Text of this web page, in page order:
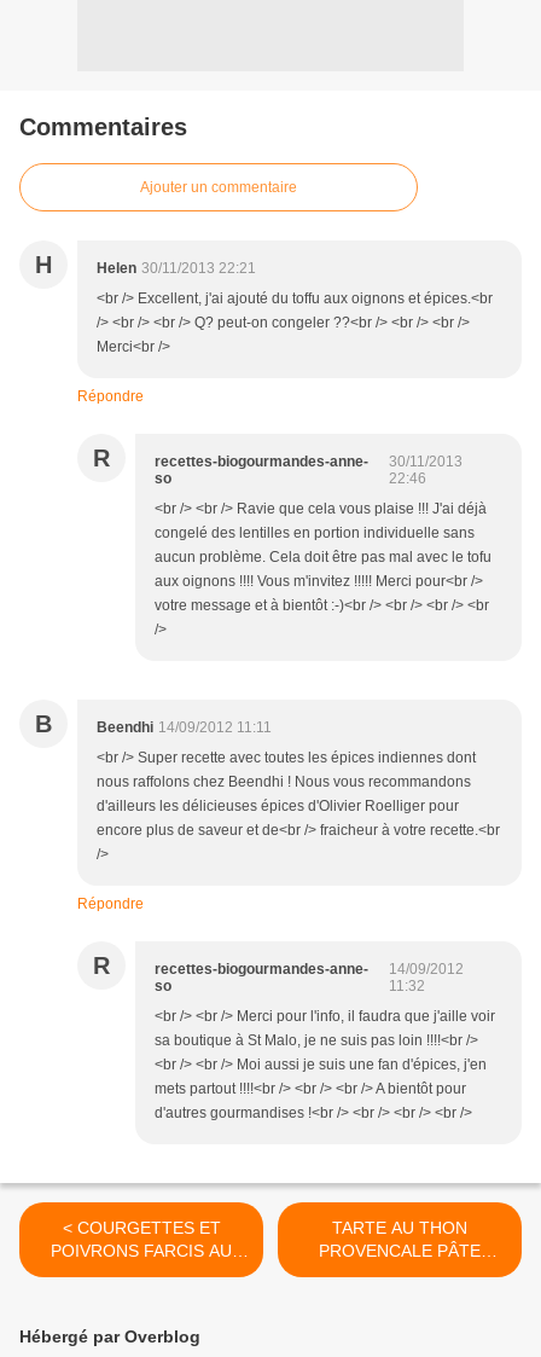
Commentaires
Ajouter un commentaire
H Helen 30/11/2013 22:21
<br /> Excellent, j'ai ajouté du toffu aux oignons et épices.<br
/> <br /> <br /> Q? peut-on congeler ??<br /> <br /> <br />
Merci<br />
Répondre
R
recettes-biogourmandes-anne-
so
30/11/2013
22:46
<br /> <br /> Ravie que cela vous plaise !!! J'ai déjà
congelé des lentilles en portion individuelle sans
aucun problème. Cela doit être pas mal avec le tofu
aux oignons !!!! Vous m'invitez !!!!! Merci pour<br />
votre message et à bientôt :-)<br /> <br /> <br /> <br
/>
B Beendhi 14/09/2012 11:11
<br /> Super recette avec toutes les épices indiennes dont
nous raffolons chez Beendhi ! Nous vous recommandons
d'ailleurs les délicieuses épices d'Olivier Roelliger pour
encore plus de saveur et de<br /> fraicheur à votre recette.<br
/>
Répondre
R
recettes-biogourmandes-anne-
so
14/09/2012
11:32
<br /> <br /> Merci pour l'info, il faudra que j'aille voir
sa boutique à St Malo, je ne suis pas loin !!!!<br />
<br /> <br /> Moi aussi je suis une fan d'épices, j'en
mets partout !!!!<br /> <br /> <br /> A bientôt pour
d'autres gourmandises !<br /> <br /> <br /> <br />
< COURGETTES ET
POIVRONS FARCIS AU
TOFU SUR LIT DE RIZ A
TARTE AU THON
PROVENCALE PÂTE
BRISEE CROUSTI-
Hébergé par Overblog